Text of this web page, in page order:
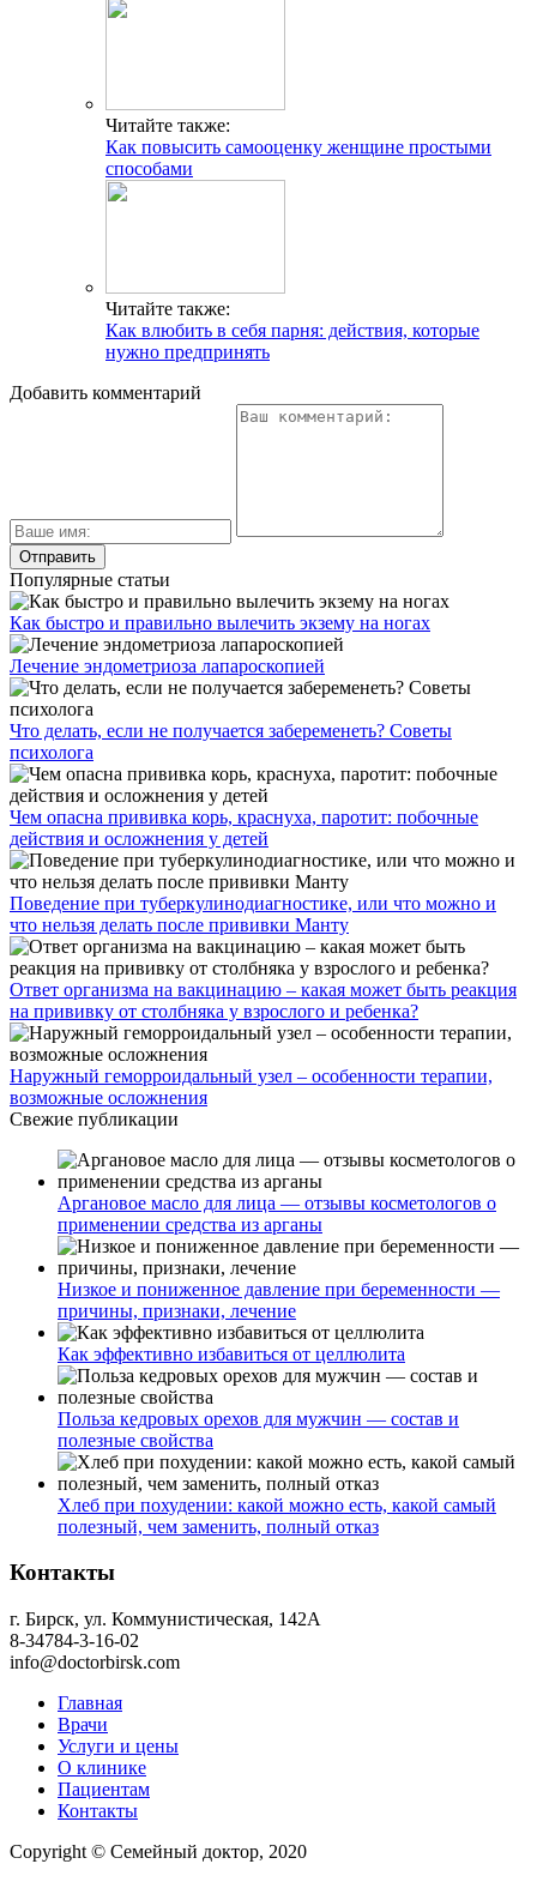
Читайте также:
Как повысить самооценку женщине простыми
способами
Читайте также:
Как влюбить в себя парня: действия, которые
нужно предпринять
Добавить комментарий
Популярные статьи
Как быстро и правильно вылечить экзему на ногах
Лечение эндометриоза лапароскопией
Что делать, если не получается забеременеть? Советы
психолога
Чем опасна прививка корь, краснуха, паротит: побочные
действия и осложнения у детей
Поведение при туберкулинодиагностике, или что можно и
что нельзя делать после прививки Манту
Ответ организма на вакцинацию – какая может быть реакция
на прививку от столбняка у взрослого и ребенка?
Наружный геморроидальный узел – особенности терапии,
возможные осложнения
Свежие публикации
Аргановое масло для лица — отзывы косметологов о
применении средства из арганы
Низкое и пониженное давление при беременности —
причины, признаки, лечение
Как эффективно избавиться от целлюлита
Польза кедровых орехов для мужчин — состав и
полезные свойства
Хлеб при похудении: какой можно есть, какой самый
полезный, чем заменить, полный отказ
Контакты
г. Бирск, ул. Коммунистическая, 142А
8-34784-3-16-02
info@doctorbirsk.com
Главная
Врачи
Услуги и цены
О клинике
Пациентам
Контакты
Copyright © Семейный доктор, 2020